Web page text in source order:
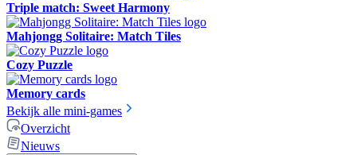
Triple match: Sweet Harmony
Mahjongg Solitaire: Match Tiles
Cozy Puzzle
Memory cards
Bekijk alle mini-games
Overzicht
Nieuws